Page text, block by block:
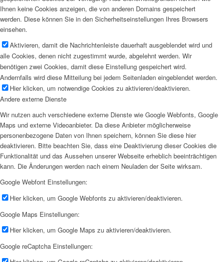
Ihnen keine Cookies anzeigen, die von anderen Domains gespeichert
werden. Diese können Sie in den Sicherheitseinstellungen Ihres Browsers
einsehen.
Aktivieren, damit die Nachrichtenleiste dauerhaft ausgeblendet wird und
alle Cookies, denen nicht zugestimmt wurde, abgelehnt werden. Wir
benötigen zwei Cookies, damit diese Einstellung gespeichert wird.
Andernfalls wird diese Mitteilung bei jedem Seitenladen eingeblendet werden.
Hier klicken, um notwendige Cookies zu aktivieren/deaktivieren.
Andere externe Dienste
Wir nutzen auch verschiedene externe Dienste wie Google Webfonts, Google
Maps und externe Videoanbieter. Da diese Anbieter möglicherweise
personenbezogene Daten von Ihnen speichern, können Sie diese hier
deaktivieren. Bitte beachten Sie, dass eine Deaktivierung dieser Cookies die
Funktionalität und das Aussehen unserer Webseite erheblich beeinträchtigen
kann. Die Änderungen werden nach einem Neuladen der Seite wirksam.
Google Webfont Einstellungen:
Hier klicken, um Google Webfonts zu aktivieren/deaktivieren.
Google Maps Einstellungen:
Hier klicken, um Google Maps zu aktivieren/deaktivieren.
Google reCaptcha Einstellungen: